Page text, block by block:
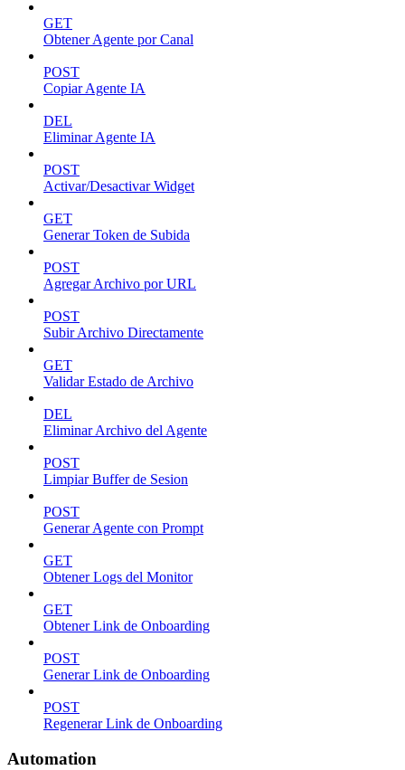
GET
Obtener Agente por Canal
POST
Copiar Agente IA
DEL
Eliminar Agente IA
POST
Activar/Desactivar Widget
GET
Generar Token de Subida
POST
Agregar Archivo por URL
POST
Subir Archivo Directamente
GET
Validar Estado de Archivo
DEL
Eliminar Archivo del Agente
POST
Limpiar Buffer de Sesion
POST
Generar Agente con Prompt
GET
Obtener Logs del Monitor
GET
Obtener Link de Onboarding
POST
Generar Link de Onboarding
POST
Regenerar Link de Onboarding
Automation